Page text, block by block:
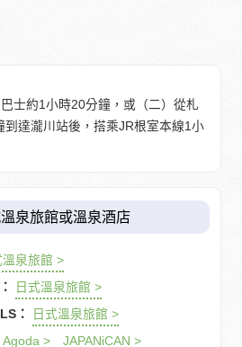
巴士約1小時20分鐘，或（二）從札
到達瀧川站後，搭乘JR根室本線1小
泉旅館或溫泉酒店
溫泉旅館 >
日式溫泉旅館 >
：
日式溫泉旅館 >
Agoda > JAPANiCAN >